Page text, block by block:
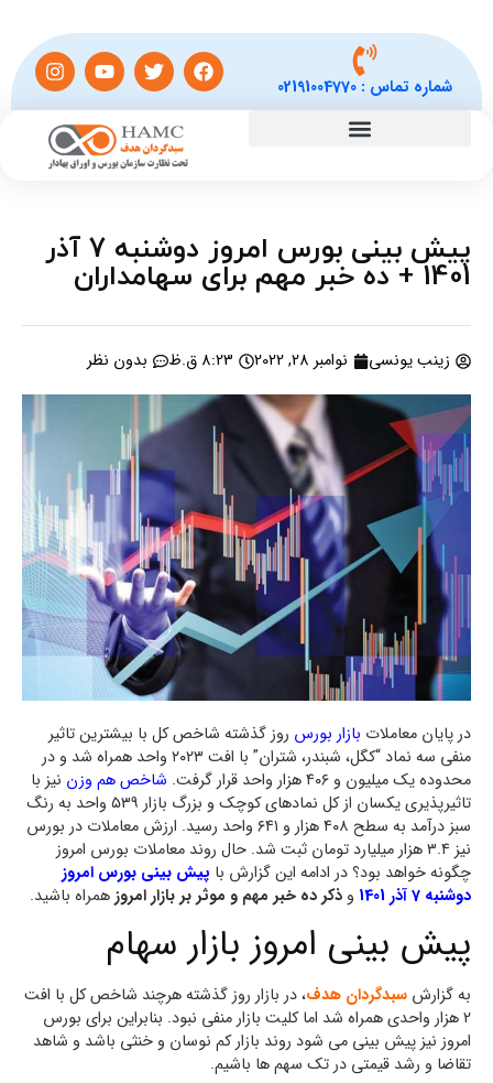
شماره تماس :02191004770
پیش بینی بورس امروز دوشنبه 7 آذر
1401 + ده خبر مهم برای سهامداران
زینب یونسی نوامبر 28, 2022 8:23 ق.ظ بدون نظر
در پایان معاملات بازار بورس روز گذشته شاخص کل با بیشترین تاثیر
منفی سه نماد “کگل، شبندر، شتران” با افت ۲۰۲۳ واحد همراه شد و در
محدوده یک میلیون و ۴۰۶ هزار واحد قرار گرفت.
شاخص هم وزن نیز با
تاثیرپذیری یکسان از کل نمادهای کوچک و بزرگ بازار ۵۳۹ واحد به رنگ
سبز درآمد به سطح ۴۰۸ هزار و ۶۴۱ واحد رسید. ارزش معاملات در بورس
نیز ۳.۴ هزار میلیارد تومان ثبت شد. حال روند معاملات بورس امروز
چگونه خواهد بود؟ در ادامه این گزارش با پیش بینی بورس امروز
دوشنبه 7 آذر 1401
و ذکر ده خبر مهم و موثر بر بازار امروزهمراه باشید.
پیش بینی امروز بازار سهام
به گزارش سبدگردان هدف، در بازار روز گذشته هرچند شاخص کل با افت
2 هزار واحدی همراه شد اما کلیت بازار منفی نبود. بنابراین برای بورس
امروز نیز پیش بینی می شود روند بازار کم نوسان و خنثی باشد و شاهد
تقاضا و رشد قیمتی در تک سهم ها باشیم.